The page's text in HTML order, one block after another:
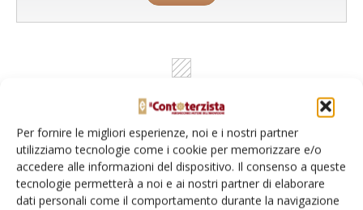
Per fornire le migliori esperienze, noi e i nostri partner
utilizziamo tecnologie come i cookie per memorizzare e/o
accedere alle informazioni del dispositivo. Il consenso a queste
tecnologie permetterà a noi e ai nostri partner di elaborare
dati personali come il comportamento durante la navigazione
Dalla stessa categoria